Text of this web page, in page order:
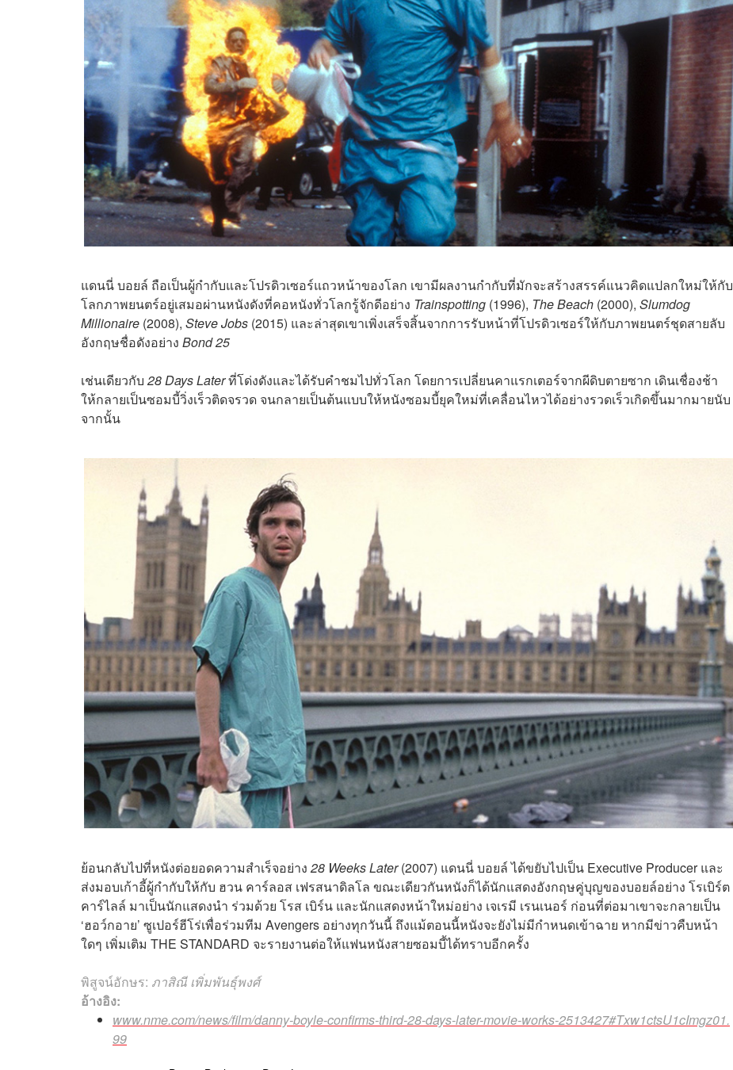
แดนนี่ บอยล์ ถือเป็นผู้กำกับและโปรดิวเซอร์แถวหน้าของโลก เขามีผลงานกำกับที่มักจะสร้างสรรค์แนวคิดแปลกใหม่ให้กับ
โลกภาพยนตร์อยู่เสมอผ่านหนังดังที่คอหนังทั่วโลกรู้จักดีอย่าง Trainspotting (1996), The Beach (2000), Slumdog
Millionaire (2008), Steve Jobs (2015) และล่าสุดเขาเพิ่งเสร็จสิ้นจากการรับหน้าที่โปรดิวเซอร์ให้กับภาพยนตร์ชุดสายลับ
อังกฤษชื่อดังอย่าง Bond 25
เช่นเดียวกับ 28 Days Laterที่โด่งดังและได้รับคำชมไปทั่วโลก โดยการเปลี่ยนคาแรกเตอร์จากผีดิบตายซาก เดินเชื่องช้า
ให้กลายเป็นซอมบี้วิ่งเร็วติดจรวด จนกลายเป็นต้นแบบให้หนังซอมบี้ยุคใหม่ที่เคลื่อนไหวได้อย่างรวดเร็วเกิดขึ้นมากมายนับ
จากนั้น
ย้อนกลับไปที่หนังต่อยอดความสำเร็จอย่าง 28 Weeks Later(2007) แดนนี่ บอยล์ ได้ขยับไปเป็น Executive Producer และ
ส่งมอบเก้าอี้ผู้กำกับให้กับ ฮวน คาร์ลอส เฟรสนาดิลโล ขณะเดียวกันหนังก็ได้นักแสดงอังกฤษคู่บุญของบอยล์อย่าง โรเบิร์ต
คาร์ไลล์ มาเป็นนักแสดงนำ ร่วมด้วย โรส เบิร์น และนักแสดงหน้าใหม่อย่าง เจเรมี เรนเนอร์ ก่อนที่ต่อมาเขาจะกลายเป็น
‘ฮอว์กอาย’ ซูเปอร์ฮีโร่เพื่อร่วมทีม Avengers อย่างทุกวันนี้ ถึงแม้ตอนนี้หนังจะยังไม่มีกำหนดเข้าฉาย หากมีข่าวคืบหน้า
ใดๆ เพิ่มเติม THE STANDARD จะรายงานต่อให้แฟนหนังสายซอมบี้ได้ทราบอีกครั้ง
พิสูจน์อักษร: ภาสิณี เพิ่มพันธุ์พงศ์
อ้างอิง:
www.nme.com/news/film/danny-boyle-confirms-third-28-days-later-movie-works-2513427#Txw1ctsU1cImgz01.
99